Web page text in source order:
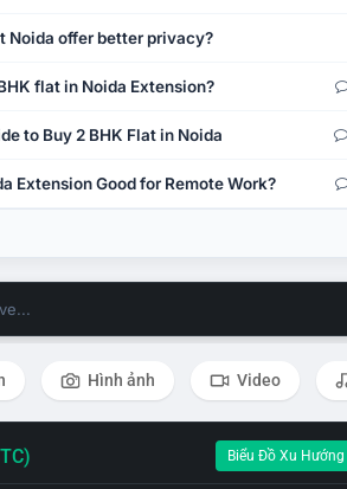
Noida offer better privacy?
flat in Noida Extension?
to Buy 2 BHK Flat in Noida
Extension Good for Remote Work?
Hình ảnh Video
Biểu Đồ Xu Hướng